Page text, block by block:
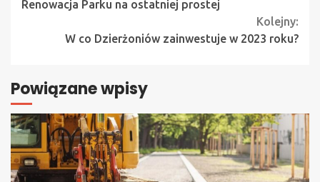
Reading
Renowacja Parku na ostatniej prostej
Kolejny:
W co Dzierżoniów zainwestuje w 2023 roku?
Powiązane wpisy